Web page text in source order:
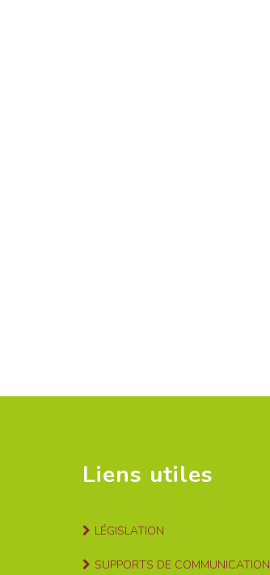
Liens utiles
LÉGISLATION
SUPPORTS DE COMMUNICATION